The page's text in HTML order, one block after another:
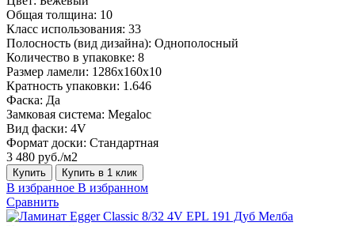
Общая толщина: 10
Класс использования: 33
Полосность (вид дизайна): Однополосный
Количество в упаковке: 8
Размер ламели: 1286х160х10
Кратность упаковки: 1.646
Фаска: Да
Замковая система: Megaloc
Вид фаски: 4V
Формат доски: Стандартная
3 480 руб./м2
Купить Купить в 1 клик
В избранное В избранном
Сравнить